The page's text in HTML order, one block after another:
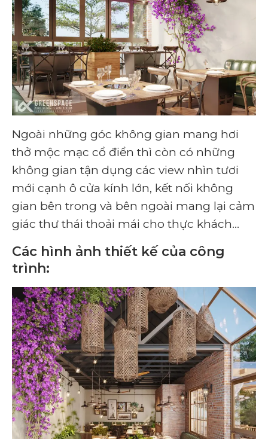
Ngoài những góc không gian mang hơi
thở mộc mạc cổ điển thì còn có những
không gian tận dụng các view nhìn tươi
mới cạnh ô cửa kính lớn, kết nối không
gian bên trong và bên ngoài mang lại cảm
giác thư thái thoải mái cho thực khách…
Các hình ảnh thiết kế của công
trình: